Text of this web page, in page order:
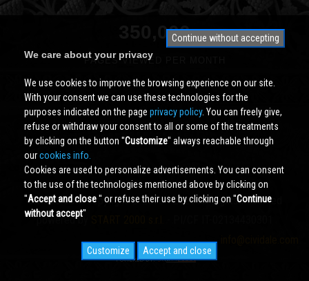
350,000
PAGES VIEWED PER MONTH
Cividale.COMCopyright © 2000 - 2026 All Rights Reserved
powered by
Continue without accepting
We care about your privacy
We use cookies to improve the browsing experience on our site.
With your consent we can use these technologies for the
purposes indicated on the page privacy policy. You can freely give,
refuse or withdraw your consent to all or some of the treatments
by clicking on the button ''Customize'' always reachable through
ourcookies info.
Cookies are used to personalize advertisements. You can consent
to the use of the technologies mentioned above by clicking on
''Accept and close'' or refuse their use by clicking on ''Continue
without accept''
Customize Accept and close